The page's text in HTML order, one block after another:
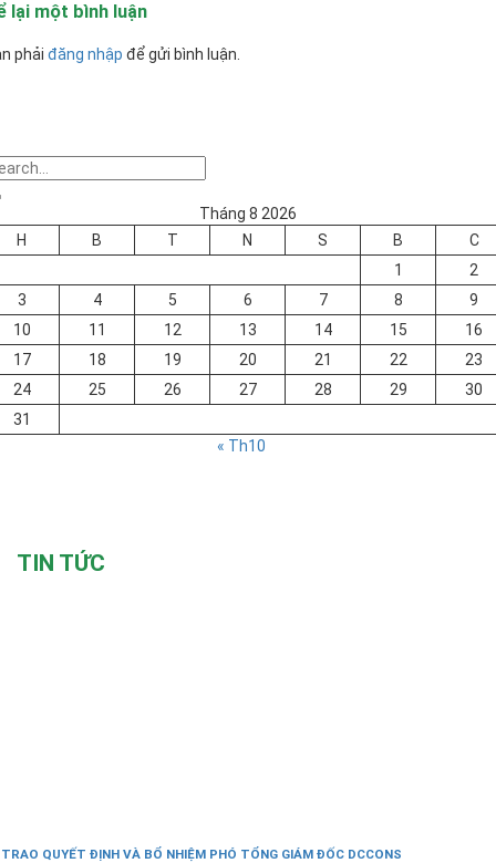
lại một bình luận
phải đăng nhập để gửi bình luận.
Tháng 8 2026
H
B T N S B
C
1
2
3
4 5 6 7 8
9
10
11 12 13 14 15
16
17
18 19 20 21 22
23
24
25 26 27 28 29
30
31
« Th10
TIN TỨC
TRAO QUYẾT ĐỊNH VÀ BỔ NHIỆM PHÓ TỔNG GIÁM ĐỐC DCCONS